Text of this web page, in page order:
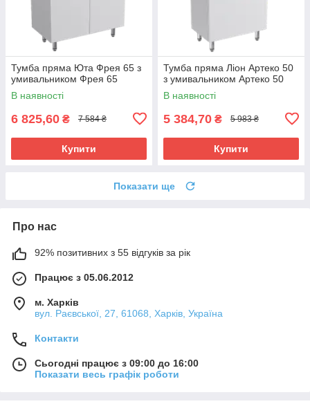
Тумба пряма Юта Фрея 65 з
умивальником Фрея 65
В наявності
6 825,60 ₴ 7 584 ₴
Купити
Тумба пряма Ліон Артеко 50
з умивальником Артеко 50
В наявності
5 384,70 ₴ 5 983 ₴
Купити
Показати ще
Про нас
92% позитивних з 55 відгуків за рік
Працює з 05.06.2012
м. Харків
вул. Раєвської, 27, 61068, Харків, Україна
Контакти
Сьогодні працює з 09:00 до 16:00
Показати весь графік роботи